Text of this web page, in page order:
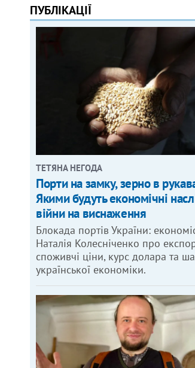
ПУБЛІКАЦІЇ
ТЕТЯНА НЕГОДА
Порти на замку, зерно в
Якими будуть економічні
війни на виснаження
Блокада портів України:
Наталія Колесніченко про
споживчі ціни, курс долара та
української економіки.